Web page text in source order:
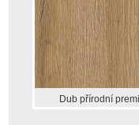
Dub přírodní